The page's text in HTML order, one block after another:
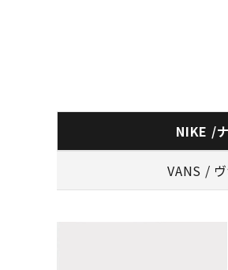
NIKE /
VANS / ヴ